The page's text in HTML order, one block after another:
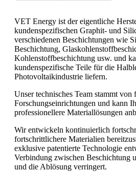
VET Energy ist der eigentliche
kundenspezifischen Graphit- und
verschiedenen Beschichtungen wie
Beschichtung,
Kohlenstoffbeschichtung usw. und
kundenspezifische Teile für die
Photovoltaikindustrie liefern.
Unser technisches Team stammt von
Forschungseinrichtungen und kann
professionellere Materiallösungen
Wir entwickeln kontinuierlich
fortschrittlichere Materialien
exklusive patentierte Technologie
Verbindung zwischen Beschichtung
und die Ablösung verringert.